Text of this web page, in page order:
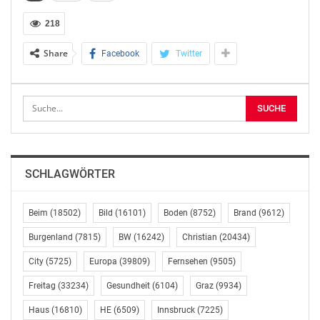
http://presse.ORF.at
OTS-ORIGINALTEXT PRESSEAUSSENDUNG UNTER
AUSSCHLIESSLICHER INHALTLICHER VERANTWORTUNG
DES AUSSENDERS. www.ots.at
© Copyright APA-OTS Originaltext-Service GmbH und
der jeweilige Aussender
Ähnliche Beiträge
Setzt der Rekordmeister
seine Super-Serie auch
im UEFA Super Cup
fort? FC Bayern
218
Share Facebook Twitter
SCHLAGWÖRTER
Beim (18502) Bild (16101) Boden (8752) Brand (9612)
Burgenland (7815) BW (16242) Christian (20434)
City (5725) Europa (39809) Fernsehen (9505)
Freitag (33234) Gesundheit (6104) Graz (9934)
Haus (16810) HE (6509) Innsbruck (7225)